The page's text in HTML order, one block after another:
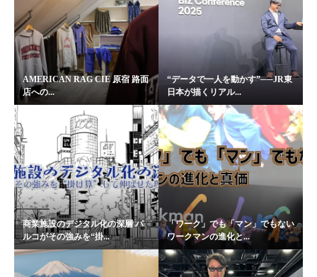
AMERICAN RAG CIE 原宿 路面
店への...
“データで一人を動かす”──JR東
日本が描くリアル...
商業施設のデジタル化の深層 パ
ルコがその強みを“掛...
「ワーク」でも「マン」でもない
ワークマンの進化と...